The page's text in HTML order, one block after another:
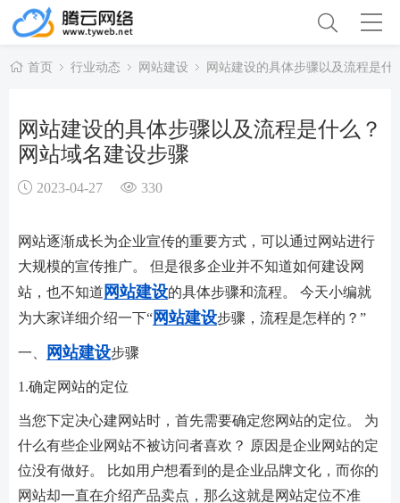
首页 行业动态 网站建设 网站建设的具体步骤以及流程是什
网站建设的具体步骤以及流程是什么？
网站域名建设步骤
2023-04-27 330
网站逐渐成长为企业宣传的重要方式，可以通过网站进行
大规模的宣传推广。 但是很多企业并不知道如何建设网
站，也不知道 网站建设的具体步骤和流程。 今天小编就
为大家详细介绍一下“网站建设步骤，流程是怎样的？”
一、 网站建设步骤
1.确定网站的定位
当您下定决心建网站时，首先需要确定您网站的定位。 为
什么有些企业网站不被访问者喜欢？ 原因是企业网站的定
位没有做好。 比如用户想看到的是企业品牌文化，而你的
网站却一直在介绍产品卖点，那么这就是网站定位不准